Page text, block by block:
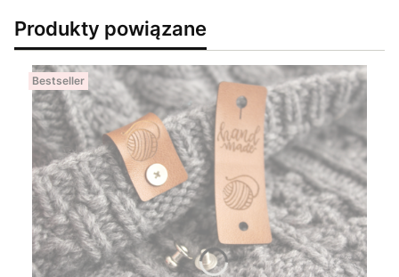
Produkty powiązane
Bestseller